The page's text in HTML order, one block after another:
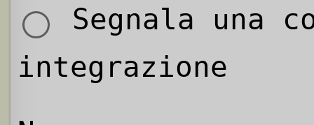
Segnala una
integrazione